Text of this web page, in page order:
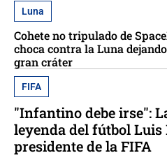
Luna
Cohete no tripulado de
choca contra la Luna
gran cráter
FIFA
"Infantino debe irse":
leyenda del fútbol Luis
presidente de la FIFA